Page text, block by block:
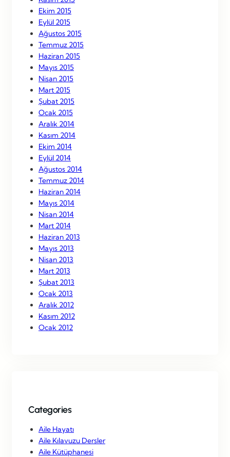
Ekim 2015
Eylül 2015
Ağustos 2015
Temmuz 2015
Haziran 2015
Mayıs 2015
Nisan 2015
Mart 2015
Şubat 2015
Ocak 2015
Aralık 2014
Kasım 2014
Ekim 2014
Eylül 2014
Ağustos 2014
Temmuz 2014
Haziran 2014
Mayıs 2014
Nisan 2014
Mart 2014
Haziran 2013
Mayıs 2013
Nisan 2013
Mart 2013
Şubat 2013
Ocak 2013
Aralık 2012
Kasım 2012
Ocak 2012
Categories
Aile Hayatı
Aile Kılavuzu Dersler
Aile Kütüphanesi